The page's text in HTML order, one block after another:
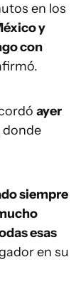
en los
y
con
ayer
donde
siempre
esas
en su